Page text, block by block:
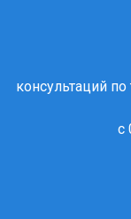
консультаций
с